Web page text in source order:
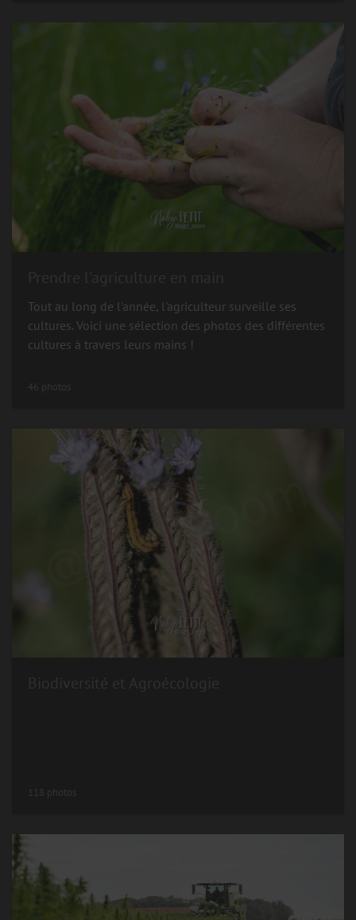
Tout au long de l'année, l'agriculteur surveille ses
cultures. Voici une sélection des photos des différentes
cultures à travers leurs mains !
46 photos
118 photos